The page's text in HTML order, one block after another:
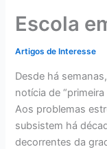
Escola
Artigos de Interesse
Desde há
notícia de
Aos problemas
subsistem há
decorrentes da